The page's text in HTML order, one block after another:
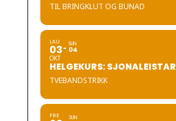
TIL BRINGKLUT OG BUNAD
LAU
03
OKT
SUN
04
HELGEKURS: SJONALEISTAR
TVEBANDSTRIKK
FRE SUN